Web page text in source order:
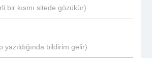
bir kısmı sitede gözükür)
yazıldığında bildirim gelir)